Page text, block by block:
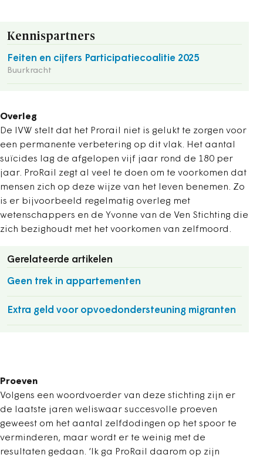
Kennispartners
Feiten en cijfers Participatiecoalitie 2025
Buurkracht
Overleg
De IVW stelt dat het Prorail niet is gelukt te zorgen voor
een permanente verbetering op dit vlak. Het aantal
suïcides lag de afgelopen vijf jaar rond de 180 per
jaar. ProRail zegt al veel te doen om te voorkomen dat
mensen zich op deze wijze van het leven benemen. Zo
is er bijvoorbeeld regelmatig overleg met
wetenschappers en de Yvonne van de Ven Stichting die
zich bezighoudt met het voorkomen van zelfmoord.
Gerelateerde artikelen
Geen trek in appartementen
Extra geld voor opvoedondersteuning migranten
Proeven
Volgens een woordvoerder van deze stichting zijn er
de laatste jaren weliswaar succesvolle proeven
geweest om het aantal zelfdodingen op het spoor te
verminderen, maar wordt er te weinig met de
resultaten gedaan. ‘Ik ga ProRail daarom op zijn